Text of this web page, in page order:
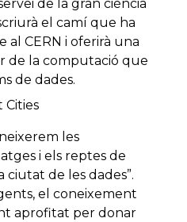
de la gran ciència
el camí que ha
CERN i oferirà una
de la computació que
de dades.
Cities
les
i els reptes de
ciutat de les dades”.
el coneixement
aprofitat per donar